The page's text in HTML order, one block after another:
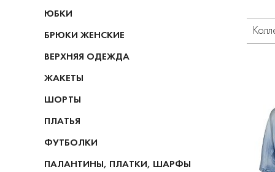
ЮБКИ
БРЮКИ ЖЕНСКИЕ
ВЕРХНЯЯ ОДЕЖДА
ЖАКЕТЫ
ШОРТЫ
ПЛАТЬЯ
ФУТБОЛКИ
ПАЛАНТИНЫ, ПЛАТКИ, ШАРФЫ
на
и
В
в
и